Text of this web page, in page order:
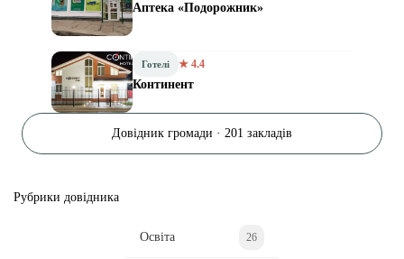
Аптека «Подорожник»
Готелі ★ 4.4
Континент
Довідник громади · 201 закладів
Рубрики довідника
Освіта 26